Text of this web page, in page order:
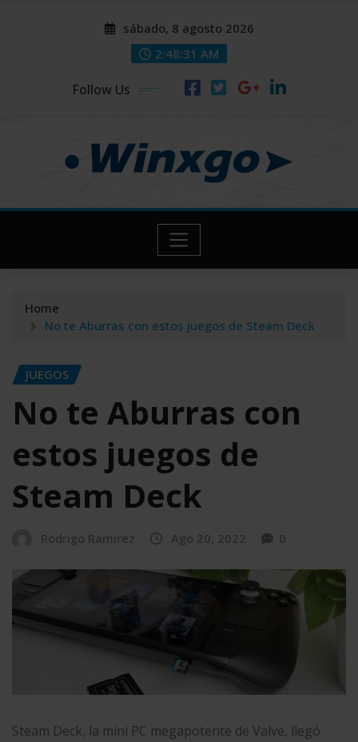
sábado, 8 agosto 2026
2:48:32 AM
Follow Us
Home
No te Aburras con estos juegos de Steam Deck
JUEGOS
No te Aburras con
estos juegos de
Steam Deck
Rodrigo Ramirez Ago 20, 2022 0
Steam Deck, la mini PC megapotente de Valve, llegó